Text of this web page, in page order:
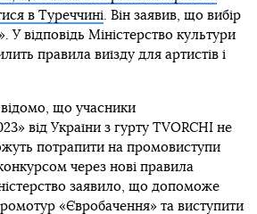
в Туреччині. Він заявив, що вибір
У відповідь Міністерство культури
правила виїзду для артистів і
відомо, що учасники
від України з гурту TVORCHI не
потрапити на промовиступи
через нові правила
заявило, що допоможе
«Євробачення» та виступити